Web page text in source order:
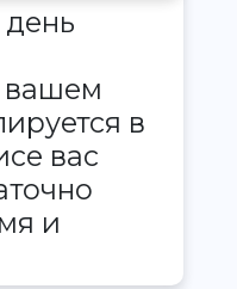
в
вас
и